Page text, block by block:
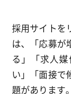
採用サイトを
は、「応募が
る」「求人
い」「面接で
題があります。